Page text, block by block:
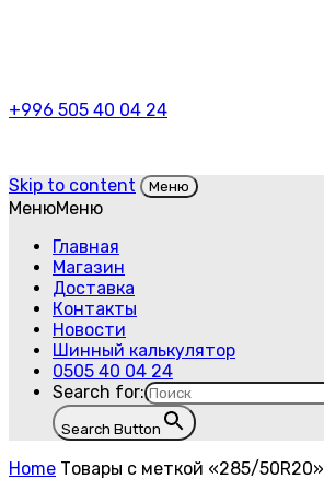
+996 505 40 04 24
Skip to content Меню
МенюМеню
Главная
Магазин
Доставка
Контакты
Новости
Шинный калькулятор
0505 40 04 24
Search for:
Search Button
Home Товары с меткой «285/50R20»